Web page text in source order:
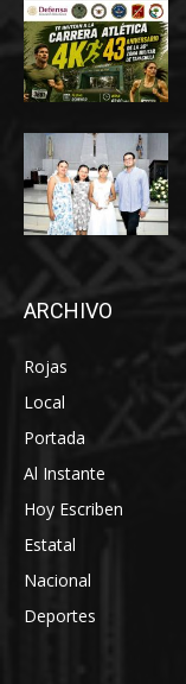
ARCHIVO
Rojas
Local
Portada
Al Instante
Hoy Escriben
Estatal
Nacional
Deportes